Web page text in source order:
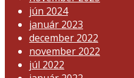
jún 2024
január 2023
december 2022
november 2022
júl 2022